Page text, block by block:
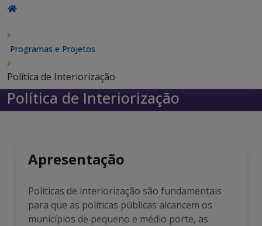
Programas e Projetos
Política de Interiorização
Política de Interiorização
Apresentação
Políticas de interiorização são fundamentais
para que as políticas públicas alcancem os
municípios de pequeno e médio porte, as